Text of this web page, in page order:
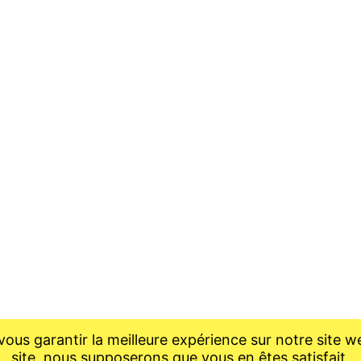
garantir la meilleure expérience sur notre site
site, nous supposerons que vous en êtes satisfait.